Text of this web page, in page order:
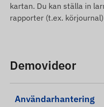
kartan. Du kan ställa in
rapporter (t.ex.
Demovideor
Användarhantering